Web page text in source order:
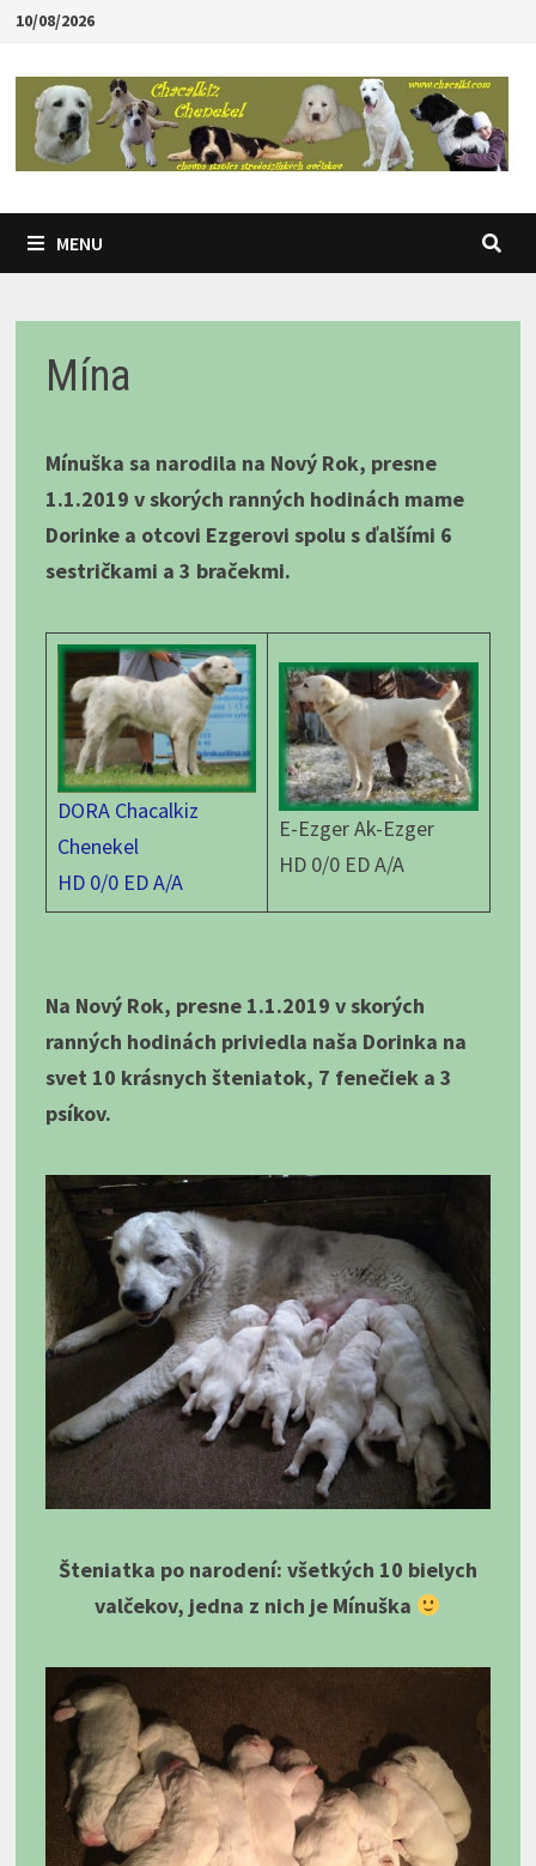
Skip
content
10/08/2026
MENU
Mína
Mínuška sa narodila na Nový Rok, presne
1.1.2019 v skorých ranných hodinách mame
Dorinke a otcovi Ezgerovi spolu s ďalšími 6
sestričkami a 3 bračekmi.
DORA Chacalkiz
Chenekel
HD 0/0 ED A/A
E-Ezger Ak-Ezger
HD 0/0 ED A/A
Na Nový Rok, presne 1.1.2019 v skorých
ranných hodinách priviedla naša Dorinka na
svet 10 krásnych šteniatok, 7 fenečiek a 3
psíkov.
Šteniatka po narodení: všetkých 10 bielych
valčekov, jedna z nich je Mínuška